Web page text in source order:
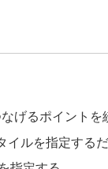
げるポイントを
イルを指定する